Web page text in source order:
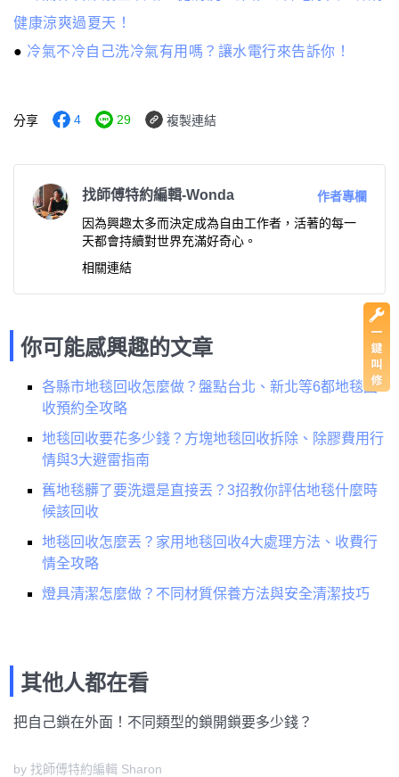
健康涼爽過夏天！
● ​​​​​ 冷氣不冷自己洗冷氣有用嗎？讓水電行來告訴你！
分享 4 29 複製連結
找師傅特約編輯-Wonda
作者專欄
因為興趣太多而決定成為自由工作者，活著的每一
天都會持續對世界充滿好奇心。
相關連結
你可能感興趣的文章
各縣市地毯回收怎麼做？盤點台北、新北等6都地毯回
收預約全攻略
地毯回收要花多少錢？方塊地毯回收拆除、除膠費用行
情與3大避雷指南
舊地毯髒了要洗還是直接丟？3招教你評估地毯什麼時
候該回收
地毯回收怎麼丟？家用地毯回收4大處理方法、收費行
情全攻略
燈具清潔怎麼做？不同材質保養方法與安全清潔技巧
其他人都在看
把自己鎖在外面！不同類型的鎖開鎖要多少錢？
by 找師傅特約編輯 Sharon